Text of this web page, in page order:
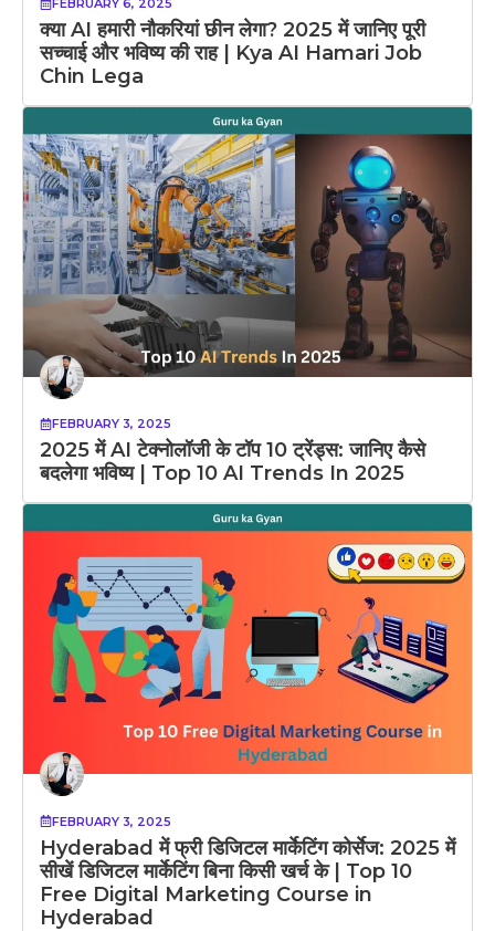
FEBRUARY 6, 2025
क्या AI हमारी नौकरियां छीन लेगा? 2025 में जानिए पूरी
सच्चाई और भविष्य की राह | Kya AI Hamari Job
Chin Lega
FEBRUARY 3, 2025
2025 में AI टेक्नोलॉजी के टॉप 10 ट्रेंड्स: जानिए कैसे
बदलेगा भविष्य | Top 10 AI Trends In 2025
FEBRUARY 3, 2025
Hyderabad में फ्री डिजिटल मार्केटिंग कोर्सेज: 2025 में
सीखें डिजिटल मार्केटिंग बिना किसी खर्च के | Top 10
Free Digital Marketing Course in
Hyderabad